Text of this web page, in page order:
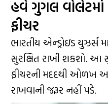
હવે ગુગલ વોલેટમાં
ફીચર
ભારતીય એન્ડ્રોઇડ
સુરક્ષિત રાખી શકશો. આ
ફીચરની મદદથી ઓળખ
રાખવાની જરૂર નહીં પડે.